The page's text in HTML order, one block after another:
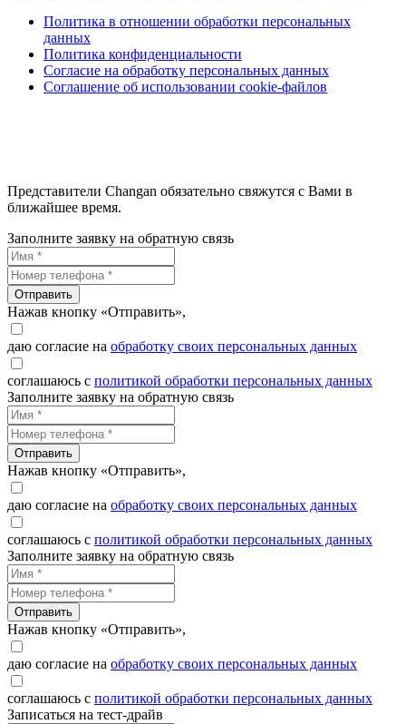
Политика в отношении обработки персональных
данных
Политика конфиденциальности
Согласие на обработку персональных данных
Соглашение об использовании cookie-файлов
Представители Changan обязательно свяжутся с Вами в
ближайшее время.
Заполните заявку на обратную связь
Отправить
Нажав кнопку «Отправить»,
даю согласие на обработку своих персональных данных
соглашаюсь с политикой обработки персональных данных
Заполните заявку на обратную связь
Отправить
Нажав кнопку «Отправить»,
даю согласие на обработку своих персональных данных
соглашаюсь с политикой обработки персональных данных
Заполните заявку на обратную связь
Отправить
Нажав кнопку «Отправить»,
даю согласие на обработку своих персональных данных
соглашаюсь с политикой обработки персональных данных
Записаться на тест-драйв